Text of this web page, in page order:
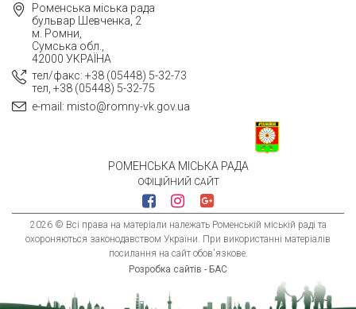
РОМЕНСЬКА МІСЬКА РАДА
ОФІЦІЙНИЙ САЙТ
2026 © Всі права на матеріали належать Роменській міській раді та
охороняються законодавством України. При використанні матеріалів
посилання на сайт обов'язкове.
Розробка сайтів - БАС
Роменська міська рада
бульвар Шевченка, 2
м. Ромни,
Сумська обл.,
42000 УКРАЇНА
тел/факс: +38 (05448) 5-32-73
тел, +38 (05448) 5-32-75
e-mail: misto@romny-vk.gov.ua